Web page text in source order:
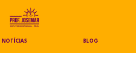
NOTÍCIAS BLOG